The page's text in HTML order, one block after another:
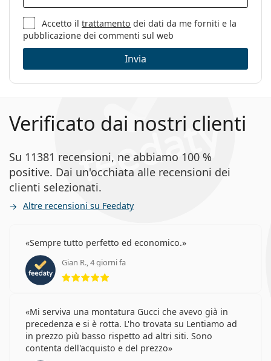
Sesso:
Categorie:
Occhiali da vista
Marca:
Max&Co
Codice:
MO5140/V 066 16 56
Accetto iltrattamento dei dati da me forniti e la
pubblicazione dei commenti sul web
Invia
Verificato dai nostri clienti
Su 11381 recensioni, ne abbiamo 100 %
positive. Dai un'occhiata alle recensioni dei
clienti selezionati.
Altre recensioni su Feedaty
Sempre tutto perfetto ed economico.
Gian R., 4 giorni fa
Mi serviva una montatura Gucci che avevo già in
precedenza e si è rotta. L'ho trovata su Lentiamo ad
in prezzo più basso rispetto ad altri siti. Sono
contenta dell'acquisto e del prezzo